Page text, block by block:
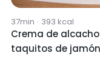
37min · 393 kcal
Crema de
taquitos de jamón